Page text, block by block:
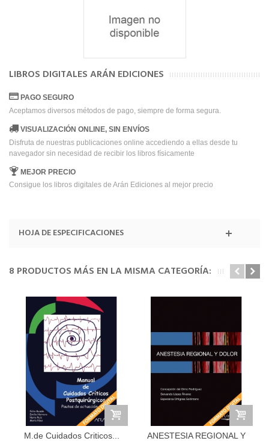
LIBROS DIGITALES ARÁN EDICIONES
PAGO SEGURO
Aceptamos diversos métodos de pago, siempre de forma segura.
VISUALIZACIÓN ONLINE, SIN ENVÍOS
Disfruta de nuestras publicaciones online accediendo a ellas desde tu
navegador sin necesidad de recibir los libros físicamente
MEJOR PRECIO
Consigue los libros digitales de Arán Ediciones al mejor precio
HOJA DE ESPECIFICACIONES
8 PRODUCTOS MÁS EN LA MISMA CATEGORÍA:
M.de Cuidados Criticos...
ANESTESIA REGIONAL Y